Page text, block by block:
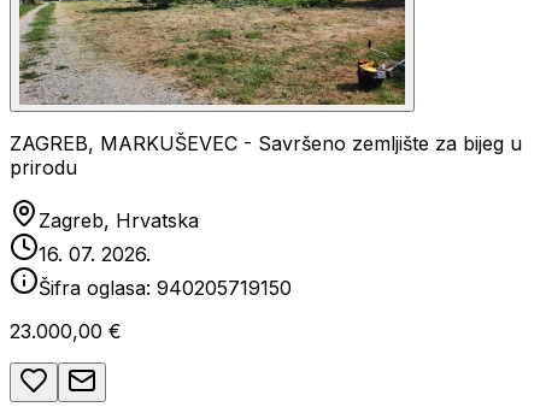
ZAGREB, MARKUŠEVEC - Savršeno zemljište za bijeg u
prirodu
Zagreb, Hrvatska
16. 07. 2026.
Šifra oglasa: 940205719150
23.000,00 €